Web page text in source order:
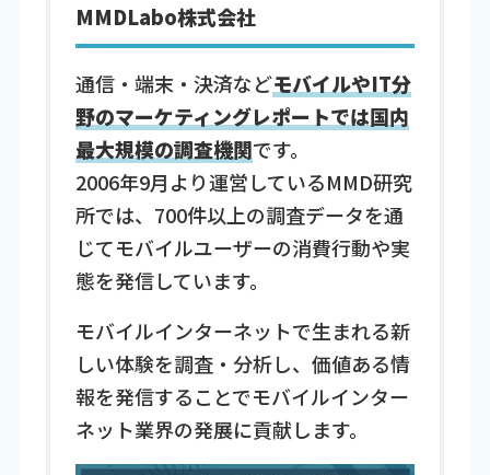
MMDLabo株式会社
通信・端末・決済などモバイルやIT分
野のマーケティングレポートでは国内
最大規模の調査機関です。
2006年9月より運営しているMMD研究
所では、700件以上の調査データを通
じてモバイルユーザーの消費行動や実
態を発信しています。
モバイルインターネットで生まれる新
しい体験を調査・分析し、価値ある情
報を発信することでモバイルインター
ネット業界の発展に貢献します。